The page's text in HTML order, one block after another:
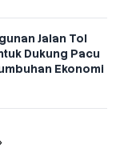
Jalan Tol
Dukung Pacu
Ekonomi